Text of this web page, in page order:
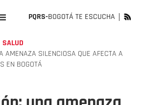
PQRS-BOGOTÁ TE ESCUCHA
SALUD
AMENAZA SILENCIOSA QUE AFECTA A
EN BOGOTÁ